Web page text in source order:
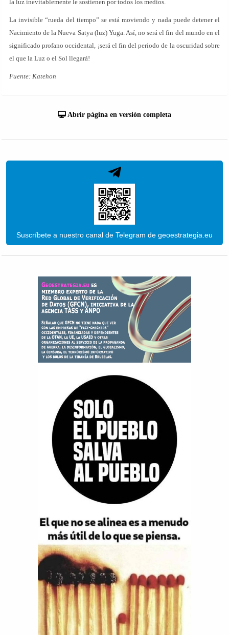
la luz inevitablemente le sostienen por todos los medios.
La invisible “rueda del tiempo” se está moviendo y nada puede detener el
Nacimiento de la Nueva Satya (luz) Yuga. Así, no será el fin del mundo en el
significado profano occidental, ¡será el fin del periodo de la oscuridad sobre
el que la Luz o el Sol llegará!
Fuente: Katehon
Abrir página en versión completa
Suscríbete a nuestro canal de Telegram de geoestrategia.eu